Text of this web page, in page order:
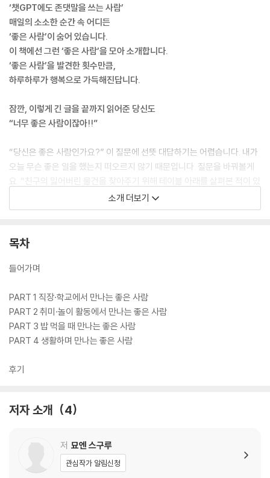
‘챗GPT에도 존댓말을 쓰는 사람’
매일의 소소한 순간 속 어디든
‘좋은 사람’이 숨어 있습니다.
이 책에선 그런 ‘좋은 사람’을 모아 소개합니다.
‘좋은 사람’을 발견한 횟수만큼,
하루하루가 행복으로 가득해진답니다.
잠깐, 이렇게 긴 글을 끝까지 읽어준 당신도
“너무 좋은 사람이잖아!!”
“당신은 좋은 사람인가요?” 이 질문에 선뜻 대답하기는 어렵습니다. 내가
오늘 무슨 좋은 일을 했는지 떠오르지 않기 때문입니다. 질문을 바꿔볼게
요. “친구의 잃어버린 물건을 찾아주기 위해 테이블 아래를 살펴본 적이 있
나요?” “말을 걸어오는 동료를 위해 귀에서 이어폰을 빼본 적이 있나요?”
“마트에서 잘못 놓인 상품을 무심코 제자리에 가져다 둔 적 있나요?” 이
좋은 사람이란 대단한 사람이 아닙니다. 일상에서 만나는 그들의 배려와
들이 있습니다. 바로 깜찍한 기획력과 감성 충만한 콘텐츠로 샛별처럼 떠
오른 일본의 젊은 크리에이티브 팀입니다. 그들은 2023년 일본에서 ‘너무
착하잖아展’을 성황리에 마치고 2024년에는 국내에서 전시를 열어 큰 주
목을 받았습니다. 이 전시 원본을 엮은 책이 바로 『좋은 사람 도감』입니다.
도감입니다. 상황이 단번에 이해되는 위트 넘치는 그림과 “앗, 이건 내 이
행동인데 그런 착한 사람을 세상은 얕잡아 보기도 합니다. 하지만 그렇다
고 배려와 친절이라는 가치가 빛이 바랜 것은 아닙니다. 단지 바쁜 일상에
서 늘 받아온 배려이기에 무심코 지나쳤을 뿐, 우리 주위에는 좋은 사람들
소개 더보기
목차
들어가며
PART 1 직장·학교에서 만나는 좋은 사람
PART 2 취미·놀이 활동에서 만나는 좋은 사람
PART 3 밥 먹을 때 만나는 좋은 사람
PART 4 생활하며 만나는 좋은 사람
후기
저자 소개 4
저 묘엔 스구루
관심작가 알림신청